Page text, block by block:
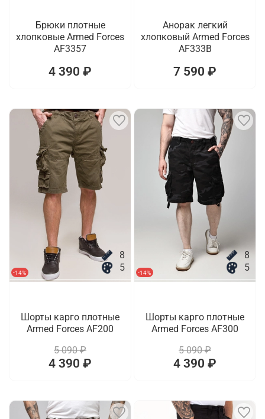
Брюки плотные
хлопковые Armed Forces
AF3357
4 390 ₽
Анорак легкий
хлопковый Armed Forces
AF333B
7 590 ₽
-14%
8
5
Шорты карго плотные
Armed Forces AF200
5 090 ₽
4 390 ₽
-14%
8
5
Шорты карго плотные
Armed Forces AF300
5 090 ₽
4 390 ₽